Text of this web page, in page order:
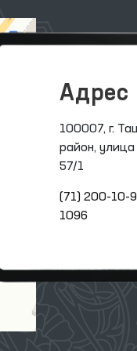
Адрес
100007, г.
район,
57/1
(71) 200-10-
1096